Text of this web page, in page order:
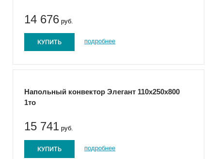
14 676 руб.
КУПИТЬ подробнее
Напольный конвектор Элегант 110x250x800
1то
15 741 руб.
КУПИТЬ подробнее